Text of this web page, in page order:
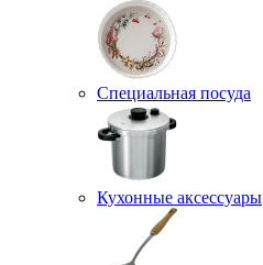
Специальная посуда
Кухонные аксессуары